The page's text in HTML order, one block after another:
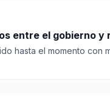
entre el gobierno y
hasta el momento con